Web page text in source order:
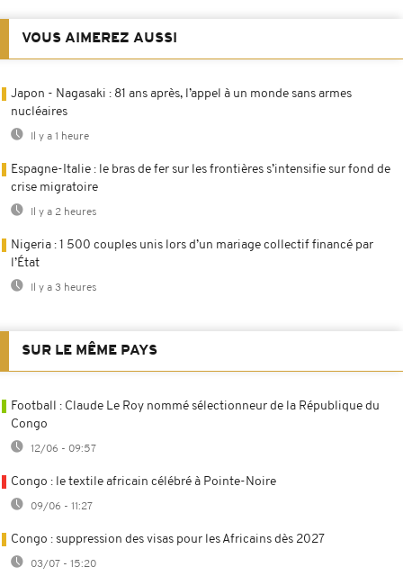
VOUS AIMEREZ AUSSI
Japon - Nagasaki : 81 ans après, l’appel à un monde sans armes
nucléaires
Il y a 1 heure
Espagne-Italie : le bras de fer sur les frontières s’intensifie sur fond de
crise migratoire
Il y a 2 heures
Nigeria : 1 500 couples unis lors d’un mariage collectif financé par
l’État
Il y a 3 heures
SUR LE MÊME PAYS
Football : Claude Le Roy nommé sélectionneur de la République du
Congo
12/06 - 09:57
Congo : le textile africain célébré à Pointe-Noire
09/06 - 11:27
Congo : suppression des visas pour les Africains dès 2027
03/07 - 15:20